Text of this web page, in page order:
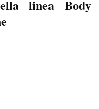
linea Body